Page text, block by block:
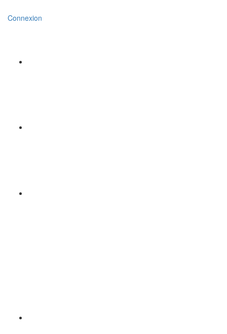
Connexion